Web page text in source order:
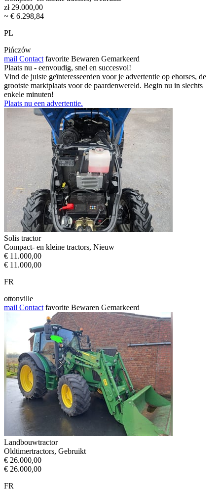
zł 29.000,00
~ € 6.298,84
PL
Pińczów
mail Contact favorite Bewaren Gemarkeerd
Plaats nu - eenvoudig, snel en succesvol!
Vind de juiste geïnteresseerden voor je advertentie op ehorses, de
grootste marktplaats voor de paardenwereld. Begin nu in slechts
enkele minuten!
Plaats nu een advertentie.
Solis tractor
Compact- en kleine tractors, Nieuw
€ 11.000,00
€ 11.000,00
FR
ottonville
mail Contact favorite Bewaren Gemarkeerd
Landbouwtractor
Oldtimertractors, Gebruikt
€ 26.000,00
€ 26.000,00
FR